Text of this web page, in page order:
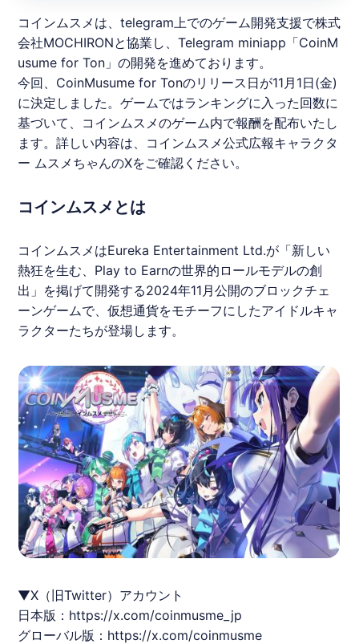
コインムスメ は、telegram上でのゲーム開発支援で株式
会社MOCHIRONと協業し、Telegram miniapp「CoinM
usume for Ton」の開発を進めております。
今回、CoinMusume for Tonのリリース日が11月1日(金)
に決定しました。ゲームではランキングに入った回数に
基づいて、 コインムスメのゲーム内で報酬を配布いたし
ます。詳しい内容は、 コインムスメ公式広報キャラクタ
ー ムスメちゃんのXをご確認ください。
コインムスメとは
コインムスメ はEureka Entertainment Ltd.が「新しい
熱狂を生む、Play to Earnの世界的ロールモデルの創
出」を掲げて開発する2024年11月公開のブロックチェ
ーンゲームで、仮想通貨をモチーフにしたアイドルキャ
ラクターたちが登場します。
▼X（旧Twitter）アカウント
日本版： https://x.com/coinmusme_jp
グローバル版： https://x.com/coinmusme